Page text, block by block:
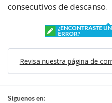
consecutivos de descanso.
¿ENCONTRASTE UN
ERROR?
Revisa nuestra página de
Síguenos en: